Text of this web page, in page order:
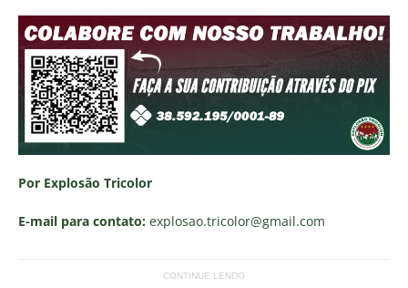
Por Explosão Tricolor
E-mail para contato: explosao.tricolor@gmail.com
CONTINUE LENDO